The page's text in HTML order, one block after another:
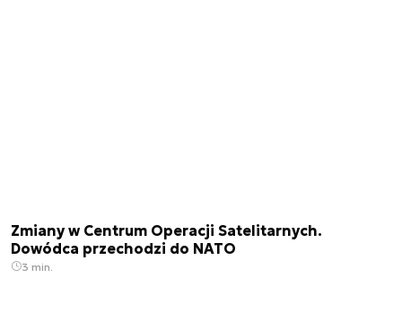
Zmiany w Centrum Operacji Satelitarnych.
Dowódca przechodzi do NATO
3 min.